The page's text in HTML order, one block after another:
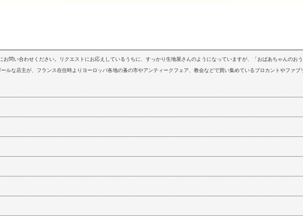
問い合わせください。リクエストにお応えしているうちに、すっかり生地屋さんのようになっていますが、「おばあちゃんの
な店主が、フランス在住時よりヨーロッパ各地の蚤の市やアンティークフェア、教会などで買い集めているブロカントやファブ